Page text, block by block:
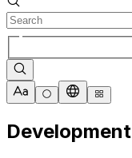
Development